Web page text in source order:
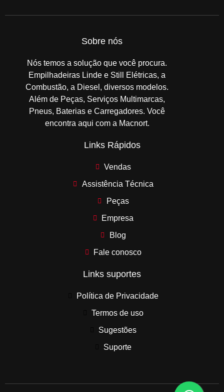
Sobre nós
Nós temos a solução que você procura.
Empilhadeiras Linde e Still Elétricas, a
Combustão, a Diesel, diversos modelos.
Além de Peças, Serviços Multimarcas,
Pneus, Baterias e Carregadores. Você
encontra aqui com a Macnort.
Links Rápidos
Vendas
Assistência Técnica
Peças
Empresa
Blog
Fale conosco
Links suportes
Política de Privacidade
Termos de uso
Sugestões
Suporte